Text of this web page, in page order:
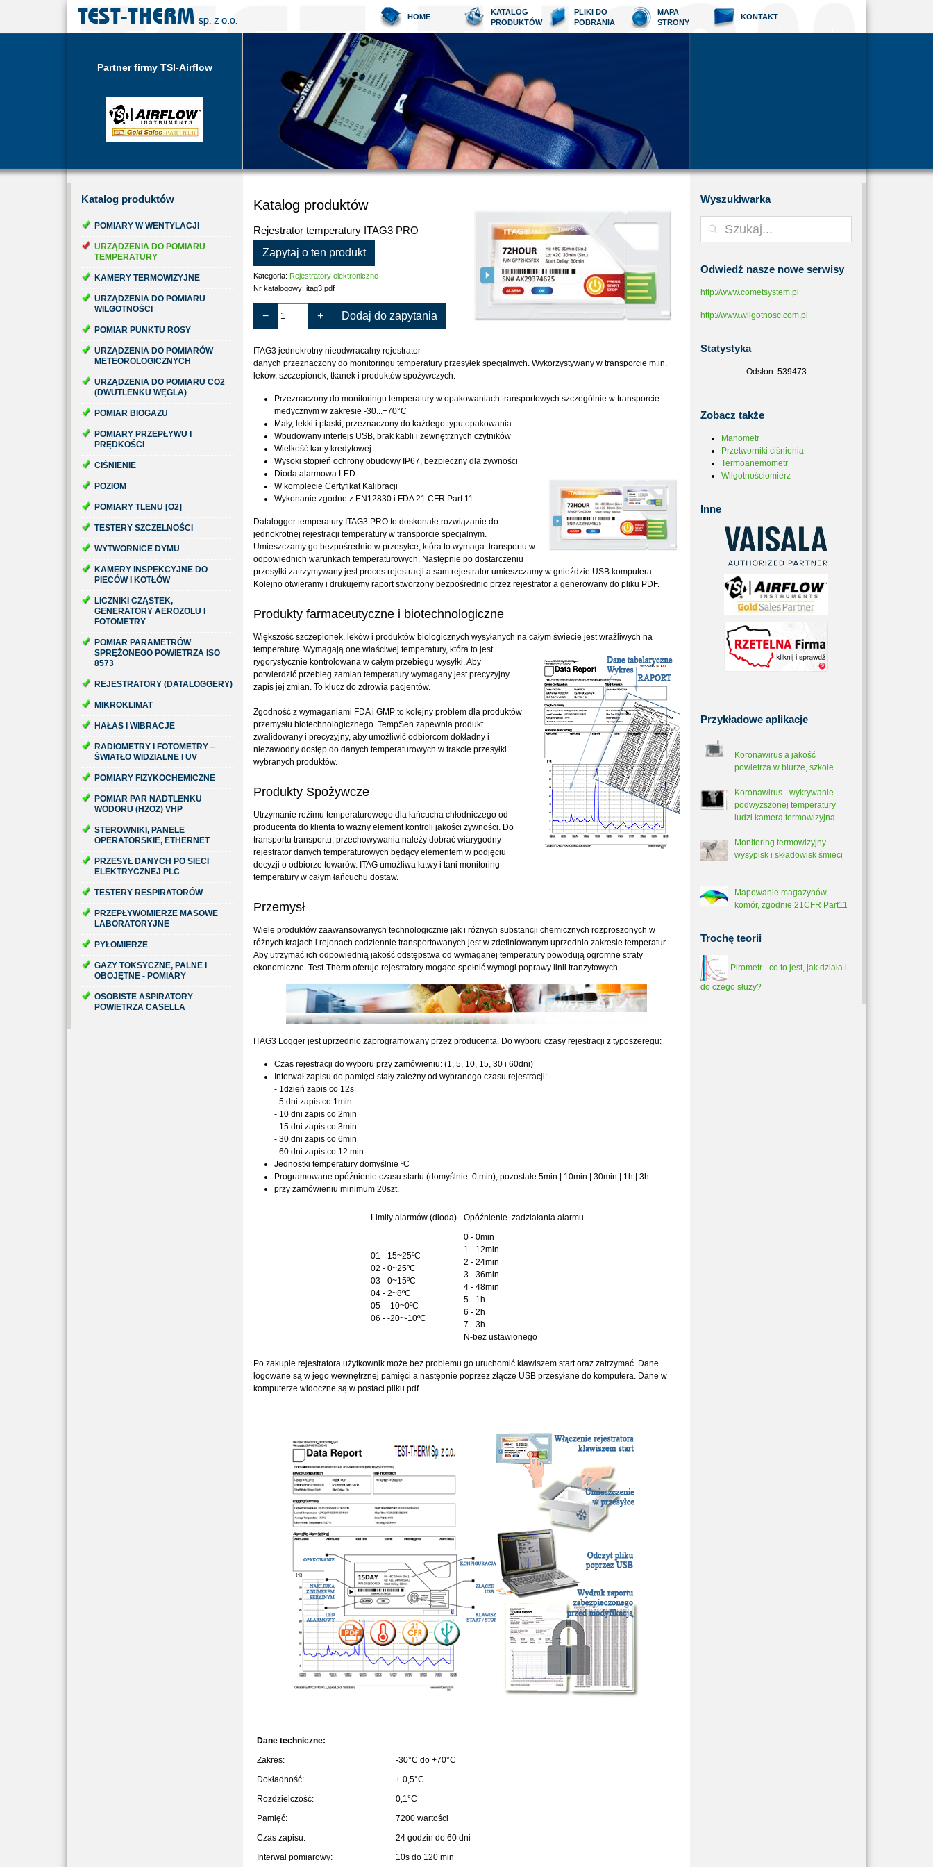
HOME
KATALOG
PRODUKTÓW
PLIKI DO
POBRANIA
MAPA
STRONY
KONTAKT
Partner firmy TSI-Airflow
Katalog produktów
Rejestrator temperatury ITAG3 PRO
Zapytaj o ten produkt
Kategoria: Rejestratory elektroniczne
Nr katalogowy: itag3 pdf
− + Dodaj do zapytania
ITAG3 jednokrotny nieodwracalny rejestrator
danych przeznaczony do monitoringu temperatury przesyłek specjalnych. Wykorzystywany w transporcie m.in.
leków, szczepionek, tkanek i produktów spożywczych.
Przeznaczony do monitoringu temperatury w opakowaniach transportowych szczególnie w transporcie
medycznym w zakresie -30...+70°C
Mały, lekki i płaski, przeznaczony do każdego typu opakowania
Wbudowany interfejs USB, brak kabli i zewnętrznych czytników
Wielkość karty kredytowej
Wysoki stopień ochrony obudowy IP67, bezpieczny dla żywności
Dioda alarmowa LED
W komplecie Certyfikat Kalibracji
Wykonanie zgodne z EN12830 i FDA 21 CFR Part 11
Datalogger temperatury ITAG3 PRO to doskonałe rozwiązanie do
jednokrotnej rejestracji temperatury w transporcie specjalnym.
Umieszczamy go bezpośrednio w przesyłce, która to wymaga transportu w
odpowiednich warunkach temperaturowych. Następnie po dostarczeniu
przesyłki zatrzymywany jest proces rejestracji a sam rejestrator umieszczamy w gnieździe USB komputera.
Kolejno otwieramy i drukujemy raport stworzony bezpośrednio przez rejestrator a generowany do pliku PDF.
Produkty farmaceutyczne i biotechnologiczne
Większość szczepionek, leków i produktów biologicznych wysyłanych na całym świecie jestwrażliwych na
temperaturę. Wymagają one właściwej temperatury, która to jest
rygorystycznie kontrolowana w całym przebiegu wysyłki. Aby
potwierdzić przebieg zamian temperatury wymagany jest precyzyjny
zapis jej zmian. To klucz do zdrowia pacjentów.
Zgodność z wymaganiami FDA i GMP to kolejny problem dla produktów
przemysłu biotechnologicznego. TempSen zapewnia produkt
zwalidowany i precyzyjny, aby umożliwić odbiorcom dokładny i
niezawodny dostęp do danych temperaturowych w trakcie przesyłki
wybranych produktów.
Produkty Spożywcze
Utrzymanie reżimu temperaturowego dla łańcucha chłodniczego od
producenta do klienta to ważny element kontroli jakości żywności. Do
transportu transportu, przechowywania należy dobrać wiarygodny
rejestrator danych temperaturowych będący elementem w podjęciu
decyzji o odbiorze towarów. ITAG umożliwa łatwy i tani monitoring
temperatury w całym łańcuchu dostaw.
Przemysł
Wiele produktów zaawansowanych technologicznie jak i różnych substancji chemicznych rozproszonych w
różnych krajach i rejonach codziennie transportowanych jest w zdefiniowanym uprzednio zakresie temperatur.
Aby utrzymać ich odpowiednią jakość odstępstwa od wymaganej temperatury powodują ogromne straty
ekonomiczne. Test-Therm oferuje rejestratory mogące spełnić wymogi poprawy linii tranzytowych.
ITAG3 Logger jest uprzednio zaprogramowany przez producenta. Do wyboru czasy rejestracji z typoszeregu:
Czas rejestracji do wyboru przy zamówieniu: (1, 5, 10, 15, 30 i 60dni)
Interwał zapisu do pamięci stały zależny od wybranego czasu rejestracji:
- 1dzień zapis co 12s
- 5 dni zapis co 1min
- 10 dni zapis co 2min
- 15 dni zapis co 3min
- 30 dni zapis co 6min
- 60 dni zapis co 12 min
Jednostki temperatury domyślnie ºC
Programowane opóźnienie czasu startu (domyślnie: 0 min), pozostałe 5min | 10min | 30min | 1h | 3h
przy zamówieniu minimum 20szt.
Limity alarmów (dioda) Opóźnienie zadziałania alarmu
01 - 15~25ºC
02 - 0~25ºC
03 - 0~15ºC
04 - 2~8ºC
05 - -10~0ºC
06 - -20~-10ºC
0 - 0min
1 - 12min
2 - 24min
3 - 36min
4 - 48min
5 - 1h
6 - 2h
7 - 3h
N-bez ustawionego
Po zakupie rejestratora użytkownik może bez problemu go uruchomić klawiszem start oraz zatrzymać. Dane
logowane są w jego wewnętrznej pamięci a następnie poprzez złącze USB przesyłane do komputera. Dane w
komputerze widoczne są w postaci pliku pdf.
Dane techniczne:
Zakres:
-30°C do +70°C
Dokładność:
± 0,5°C
Rozdzielczość:
0,1°C
Pamięć:
7200 wartości
Czas zapisu:
24 godzin do 60 dni
Interwał pomiarowy:
10s do 120 min
Katalog produktów
POMIARY W WENTYLACJI
URZĄDZENIA DO POMIARU
TEMPERATURY
KAMERY TERMOWIZYJNE
URZĄDZENIA DO POMIARU
WILGOTNOŚCI
POMIAR PUNKTU ROSY
URZĄDZENIA DO POMIARÓW
METEOROLOGICZNYCH
URZĄDZENIA DO POMIARU CO2
(DWUTLENKU WĘGLA)
POMIAR BIOGAZU
POMIARY PRZEPŁYWU I
PRĘDKOŚCI
CIŚNIENIE
POZIOM
POMIARY TLENU [O2]
TESTERY SZCZELNOŚCI
WYTWORNICE DYMU
KAMERY INSPEKCYJNE DO
PIECÓW I KOTŁÓW
LICZNIKI CZĄSTEK,
GENERATORY AEROZOLU I
FOTOMETRY
POMIAR PARAMETRÓW
SPRĘŻONEGO POWIETRZA ISO
8573
REJESTRATORY (DATALOGGERY)
MIKROKLIMAT
HAŁAS I WIBRACJE
RADIOMETRY I FOTOMETRY –
ŚWIATŁO WIDZIALNE I UV
POMIARY FIZYKOCHEMICZNE
POMIAR PAR NADTLENKU
WODORU (H2O2) VHP
STEROWNIKI, PANELE
OPERATORSKIE, ETHERNET
PRZESYŁ DANYCH PO SIECI
ELEKTRYCZNEJ PLC
TESTERY RESPIRATORÓW
PRZEPŁYWOMIERZE MASOWE
LABORATORYJNE
PYŁOMIERZE
GAZY TOKSYCZNE, PALNE I
OBOJĘTNE - POMIARY
OSOBISTE ASPIRATORY
POWIETRZA CASELLA
Wyszukiwarka
Odwiedź nasze nowe serwisy
http://www.cometsystem.pl
http://www.wilgotnosc.com.pl
Statystyka
Odsłon: 539473
Zobacz także
Manometr
Przetworniki ciśnienia
Termoanemometr
Wilgotnościomierz
Inne
Przykładowe aplikacje
Koronawirus a jakość
powietrza w biurze, szkole
Koronawirus - wykrywanie
podwyższonej temperatury
ludzi kamerą termowizyjna
Monitoring termowizyjny
wysypisk i składowisk śmieci
Mapowanie magazynów,
komór, zgodnie 21CFR Part11
Trochę teorii
Pirometr - co to jest, jak działa i
do czego służy?